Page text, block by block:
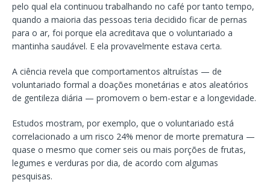
pelo qual ela continuou trabalhando no café por tanto tempo,
quando a maioria das pessoas teria decidido ficar de pernas
para o ar, foi porque ela acreditava que o voluntariado a
mantinha saudável. E ela provavelmente estava certa.
A ciência revela que comportamentos altruístas — de
voluntariado formal a doações monetárias e atos aleatórios
de gentileza diária — promovem o bem-estar e a longevidade.
Estudos mostram, por exemplo, que o voluntariado está
correlacionado a um risco 24% menor de morte prematura —
quase o mesmo que comer seis ou mais porções de frutas,
legumes e verduras por dia, de acordo com algumas
pesquisas.